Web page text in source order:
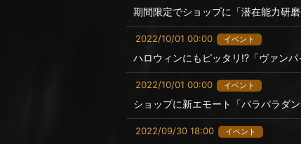
期間限定でショップに「潜在能力研
2022/10/01 00:00 イベント
ハロウィンにもピッタリ!?「ヴァンパ
2022/10/01 00:00 イベント
ショップに新エモート「パラパラダ
2022/09/30 18:00 イベント